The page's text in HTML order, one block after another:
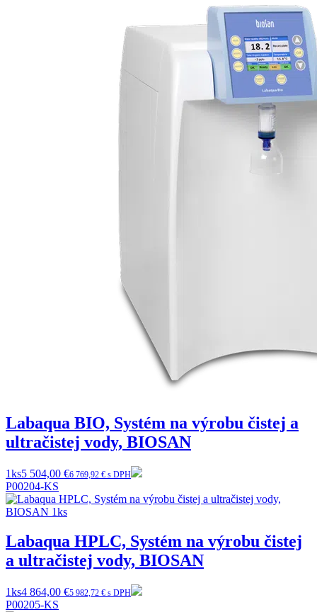
Labaqua BIO, Systém na výrobu čistej a
ultračistej vody, BIOSAN
1ks5 504,00 €6 769,92 € s DPH
P00204-KS
Labaqua HPLC, Systém na výrobu čistej
a ultračistej vody, BIOSAN
1ks4 864,00 €5 982,72 € s DPH
P00205-KS